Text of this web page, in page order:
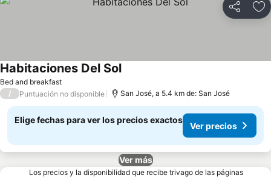
Compartir
Bed and breakfast
Habitaciones Del Sol
/ Puntuación no disponible San José, a 5.4 km de: San José
Elige fechas para ver los precios exactos
Ver precios
Ver más
Los precios y la disponibilidad que recibe trivago de las páginas